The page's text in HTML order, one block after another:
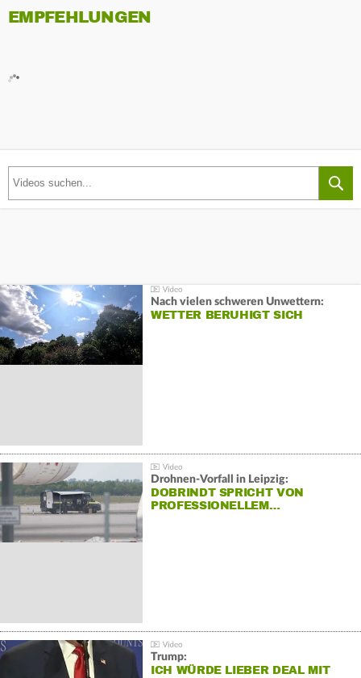
EMPFEHLUNGEN
Nach vielen schweren Unwettern:
WETTER BERUHIGT SICH
Drohnen-Vorfall in Leipzig:
DOBRINDT SPRICHT VON
PROFESSIONELLEM…
Trump:
ICH WÜRDE LIEBER DEAL MIT